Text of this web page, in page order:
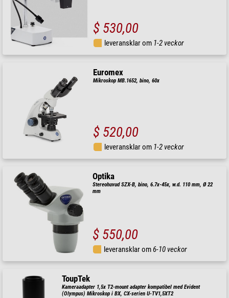
$ 530,00
leveransklar om 1-2 veckor
Euromex
Mikroskop MB.1652, bino, 60x
$ 520,00
leveransklar om 1-2 veckor
Optika
Stereohuvud SZX-B, bino, 6.7x-45x, w.d. 110 mm, Ø 22
mm
$ 550,00
leveransklar om6-10 veckor
ToupTek
Kameraadapter 1,5x T2-mount adapter kompatibel med Evident
(Olympus) Mikroskop i BX, CX-serien U-TV1,5XT2